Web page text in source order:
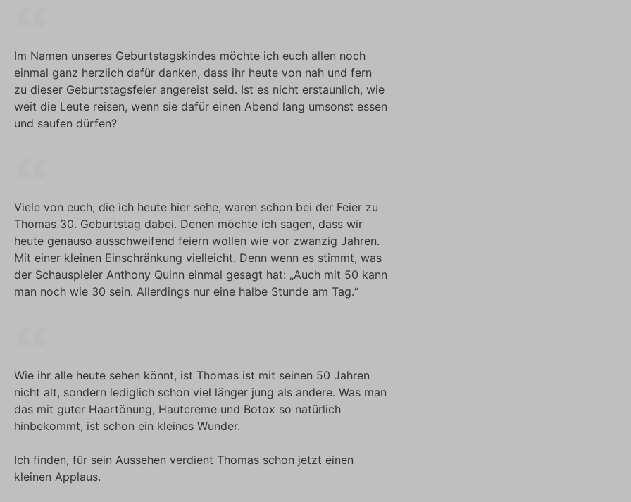
Im Namen unseres Geburtstagskindes möchte ich euch allen noch
einmal ganz herzlich dafür danken, dass ihr heute von nah und fern
zu dieser Geburtstagsfeier angereist seid. Ist es nicht erstaunlich, wie
weit die Leute reisen, wenn sie dafür einen Abend lang umsonst essen
und saufen dürfen?
Viele von euch, die ich heute hier sehe, waren schon bei der Feier zu
Thomas 30. Geburtstag dabei. Denen möchte ich sagen, dass wir
heute genauso ausschweifend feiern wollen wie vor zwanzig Jahren.
Mit einer kleinen Einschränkung vielleicht. Denn wenn es stimmt, was
der Schauspieler Anthony Quinn einmal gesagt hat: „Auch mit 50 kann
man noch wie 30 sein. Allerdings nur eine halbe Stunde am Tag.“
Wie ihr alle heute sehen könnt, ist Thomas ist mit seinen 50 Jahren
nicht alt, sondern lediglich schon viel länger jung als andere. Was man
das mit guter Haartönung, Hautcreme und Botox so natürlich
hinbekommt, ist schon ein kleines Wunder.
Ich finden, für sein Aussehen verdient Thomas schon jetzt einen
kleinen Applaus.